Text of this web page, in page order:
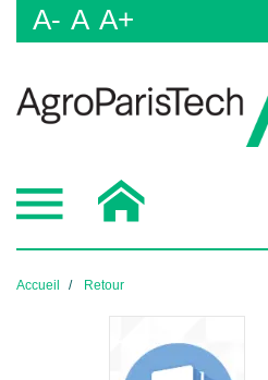
A- A A+
Accueil Retour